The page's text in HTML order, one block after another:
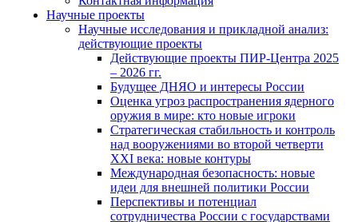
Научные проекты
Научные исследования и прикладной анализ:
действующие проекты
Действующие проекты ПИР-Центра 2025
– 2026 гг.
Будущее ДНЯО и интересы России
Оценка угроз распространения ядерного
оружия в мире: кто новые игроки
Стратегическая стабильность и контроль
над вооружениями во второй четверти
XXI века: новые контуры
Международная безопасность: новые
идеи для внешней политики России
Перспективы и потенциал
сотрудничества России с государствами